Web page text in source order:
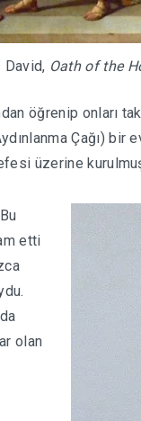
Oath of the
öğrenip onları
Çağı)
üzerine
etti
olan